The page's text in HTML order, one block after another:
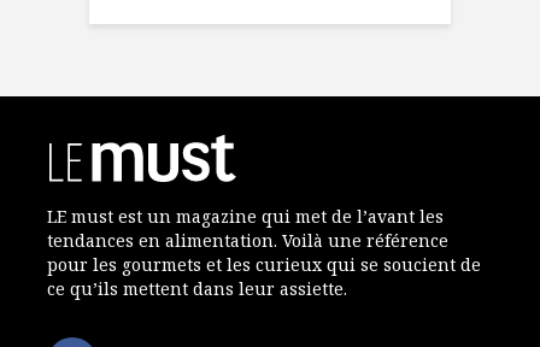
LE must est un magazine qui met de l’avant les
tendances en alimentation. Voilà une référence
pour les gourmets et les curieux qui se soucient de
ce qu’ils mettent dans leur assiette.